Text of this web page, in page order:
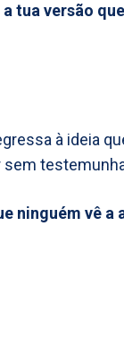
tua versão
à ideia
ninguém vê